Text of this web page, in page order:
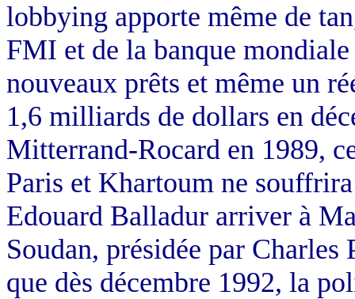
lobbying apporte même de
FMI et de la banque
nouveaux prêts et même un
1,6 milliards de dollars en
Mitterrand-Rocard en 1989,
Paris et Khartoum ne
Edouard Balladur arriver à
Soudan, présidée par Charles
que dès décembre 1992, la